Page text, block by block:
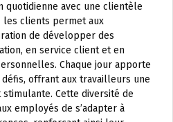
quotidienne avec une clientèle
les clients permet aux
de développer des
en service client et en
Chaque jour apporte
offrant aux travailleurs une
Cette diversité de
employés de s’adapter à